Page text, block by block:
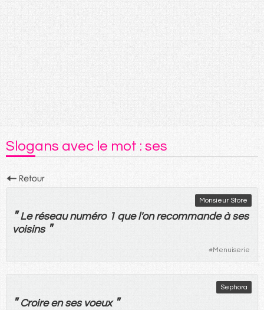
Slogans avec le mot : ses
Monsieur Store
" Le réseau numéro1 quel'on recommande à ses
voisins "
#Menuiserie
Sephora
" Croire en ses voeux "